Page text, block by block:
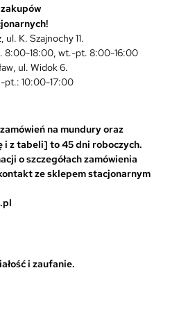
m
o
ż
n
a
w
r
a
ć
n
n
ul. K. Szajnochy 11.
8:00-18:00, wt.-pt. 8:00-16:00
ul. Widok 6.
pt.: 10:00-17:00
na mundury oraz
i z tabeli] to 45 dni roboczych.
o szczegółach zamówienia
ze sklepem stacjonarnym
i zaufanie.